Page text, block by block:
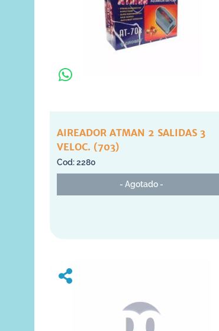
AIREADOR ATMAN 2 SALIDAS 3
VELOC. (703)
2280
- Agotado -